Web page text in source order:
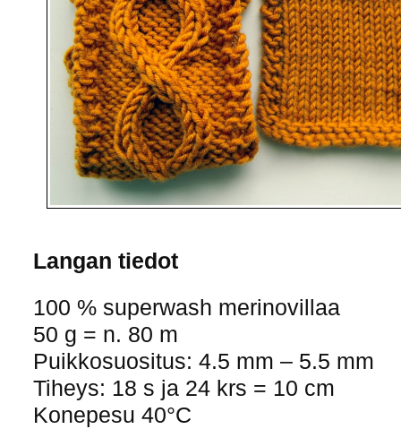
Langan tiedot
100 % superwash merinovillaa
50 g = n. 80 m
Puikkosuositus: 4.5 mm – 5.5 mm
Tiheys: 18 s ja 24 krs = 10 cm
Konepesu 40°C